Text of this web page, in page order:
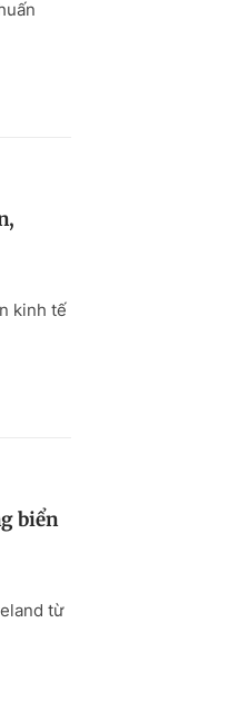
kinh tế
biển
từ